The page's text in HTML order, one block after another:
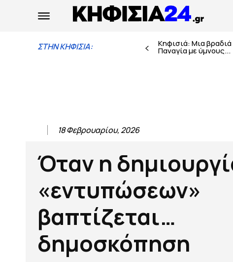
ΣΤΗΝ ΚΗΦΙΣΙΑ: Κηφισιά: Μια
Παναγία με ύμνους...
18 Φεβρουαρίου, 2026
Όταν η
«εντυπώσεων»
βαπτίζεται…
δημοσκόπηση